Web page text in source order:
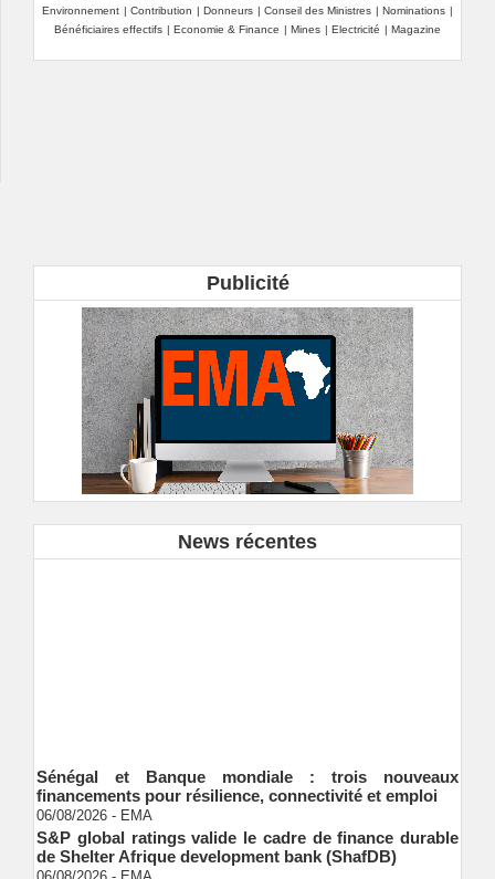
Environnement
Contribution Donneurs Conseil des Ministres Nominations
Bénéficiaires effectifs
Economie & Finance Mines Electricité Magazine
Publicité
News récentes
Sénégal et Banque mondiale : trois nouveaux
financements pour résilience, connectivité et emploi
06/08/2026 -EMA
S&P global ratings valide le cadre de finance durable
de Shelter Afrique development bank (ShafDB)
06/08/2026 -EMA